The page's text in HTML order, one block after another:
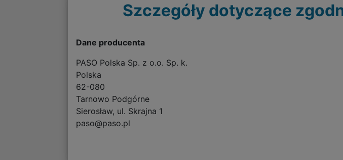
Szczegóły dotyczące
Dane producenta
PASO Polska Sp. z o.o. Sp. k.
Polska
62-080
Tarnowo Podgórne
Sierosław, ul. Skrajna 1
paso@paso.pl